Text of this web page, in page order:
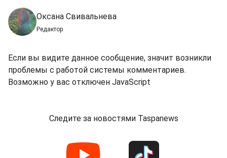
Оксана Свивальнева
Редактор
Если вы видите данное сообщение, значит возникли
проблемы с работой системы комментариев.
Возможно у вас отключен JavaScript
Следите за новостями Taspanews